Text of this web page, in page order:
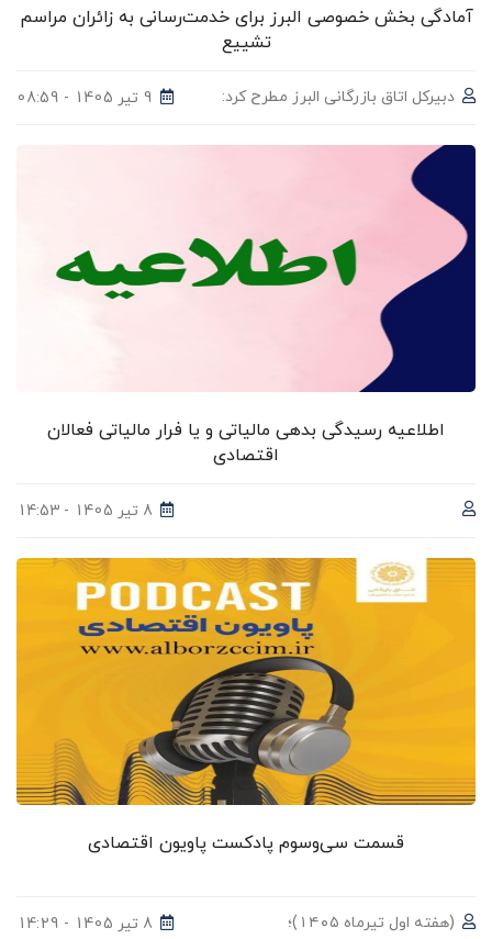
آمادگی بخش خصوصی البرز برای خدمت‌رسانی به زائران مراسم
تشییع
دبیرکل اتاق بازرگانی البرز مطرح کرد: 9 تیر 1405 - 08:59
اطلاعیه رسیدگی بدهی مالیاتی و یا فرار مالیاتی فعالان
اقتصادی
8 تیر 1405 - 14:53
قسمت سی‌وسوم پادکست پاویون اقتصادی
(هفته اول تیرماه ۱۴۰۵)؛ 8 تیر 1405 - 14:29